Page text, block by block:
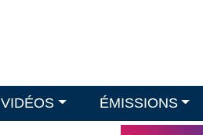
VIDÉOS ÉMISSIONS